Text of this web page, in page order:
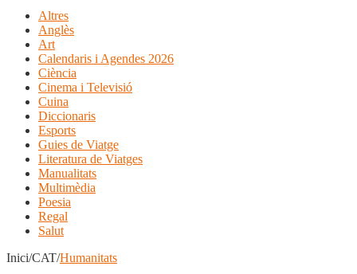
Altres
Anglès
Art
Calendaris i Agendes 2026
Ciència
Cinema i Televisió
Cuina
Diccionaris
Esports
Guies de Viatge
Literatura de Viatges
Manualitats
Multimèdia
Poesia
Regal
Salut
Inici/CAT/Humanitats